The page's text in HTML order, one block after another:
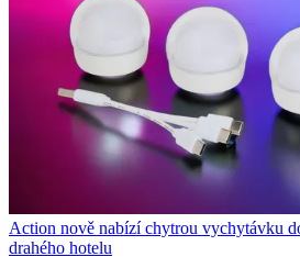
Action nově nabízí chytrou vychytávku
drahého hotelu